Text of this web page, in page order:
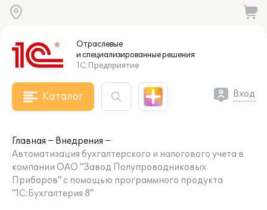
Отраслевые
и специализированныерешения
1С:Предприятие
Каталог Вход
Главная
Внедрения
Автоматизация бухгалтерского и налогового учета в
компании ОАО "Завод Полупроводниковых
Приборов" с помощью программного продукта
"1С:Бухгалтерия 8"